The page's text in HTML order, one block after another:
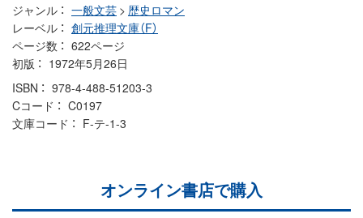
ジャンル
一般文芸 > 歴史ロマン
レーベル
創元推理文庫（F）
ページ数
622ページ
初版
1972年5月26日
ISBN
978-4-488-51203-3
Cコード
C0197
文庫コード
F-テ-1-3
オンライン書店で購入